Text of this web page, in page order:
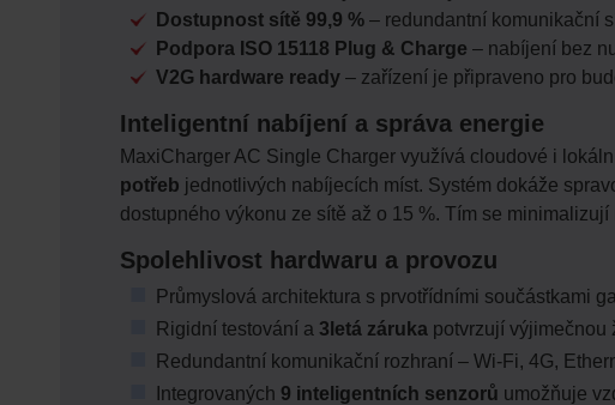
Dostupnost sítě 99,9 % – redundantní komunikační
Podpora ISO 15118 Plug & Charge – nabíjení bez
V2G hardware ready – zařízení je připraveno pro
Inteligentní nabíjení a správa energie
MaxiCharger AC Single Charger využívá cloudové i
potřeb jednotlivých nabíjecích míst. Systém dokáže
dostupného výkonu ze sítě až o 15 %. Tím se
Spolehlivost hardwaru a provozu
Průmyslová architektura s prvotřídními součástkami
Rigidní testování a 3letá záruka potvrzují výjimečnou
Redundantní komunikační rozhraní – Wi-Fi, 4G,
Integrovaných 9 inteligentních senzorů umožňuje